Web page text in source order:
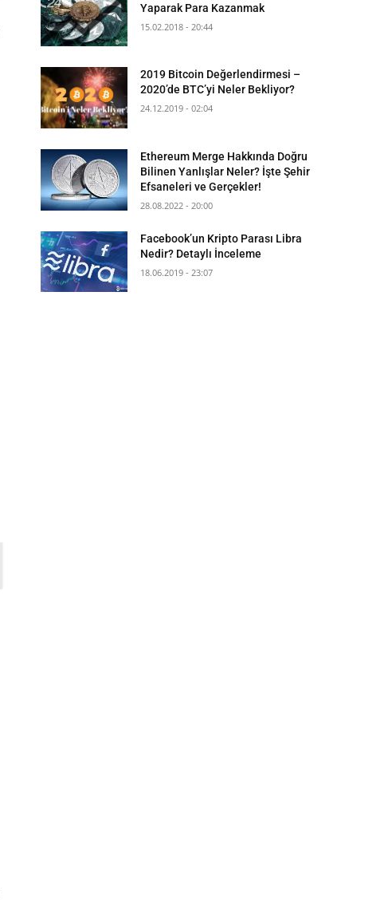
Yaparak Para Kazanmak
15.02.2018 - 20:44
2019 Bitcoin Değerlendirmesi –
2020’de BTC’yi Neler Bekliyor?
24.12.2019 - 02:04
Ethereum Merge Hakkında Doğru
Bilinen Yanlışlar Neler? İşte Şehir
Efsaneleri ve Gerçekler!
28.08.2022 - 20:00
Facebook’un Kripto Parası Libra
Nedir? Detaylı İnceleme
18.06.2019 - 23:07